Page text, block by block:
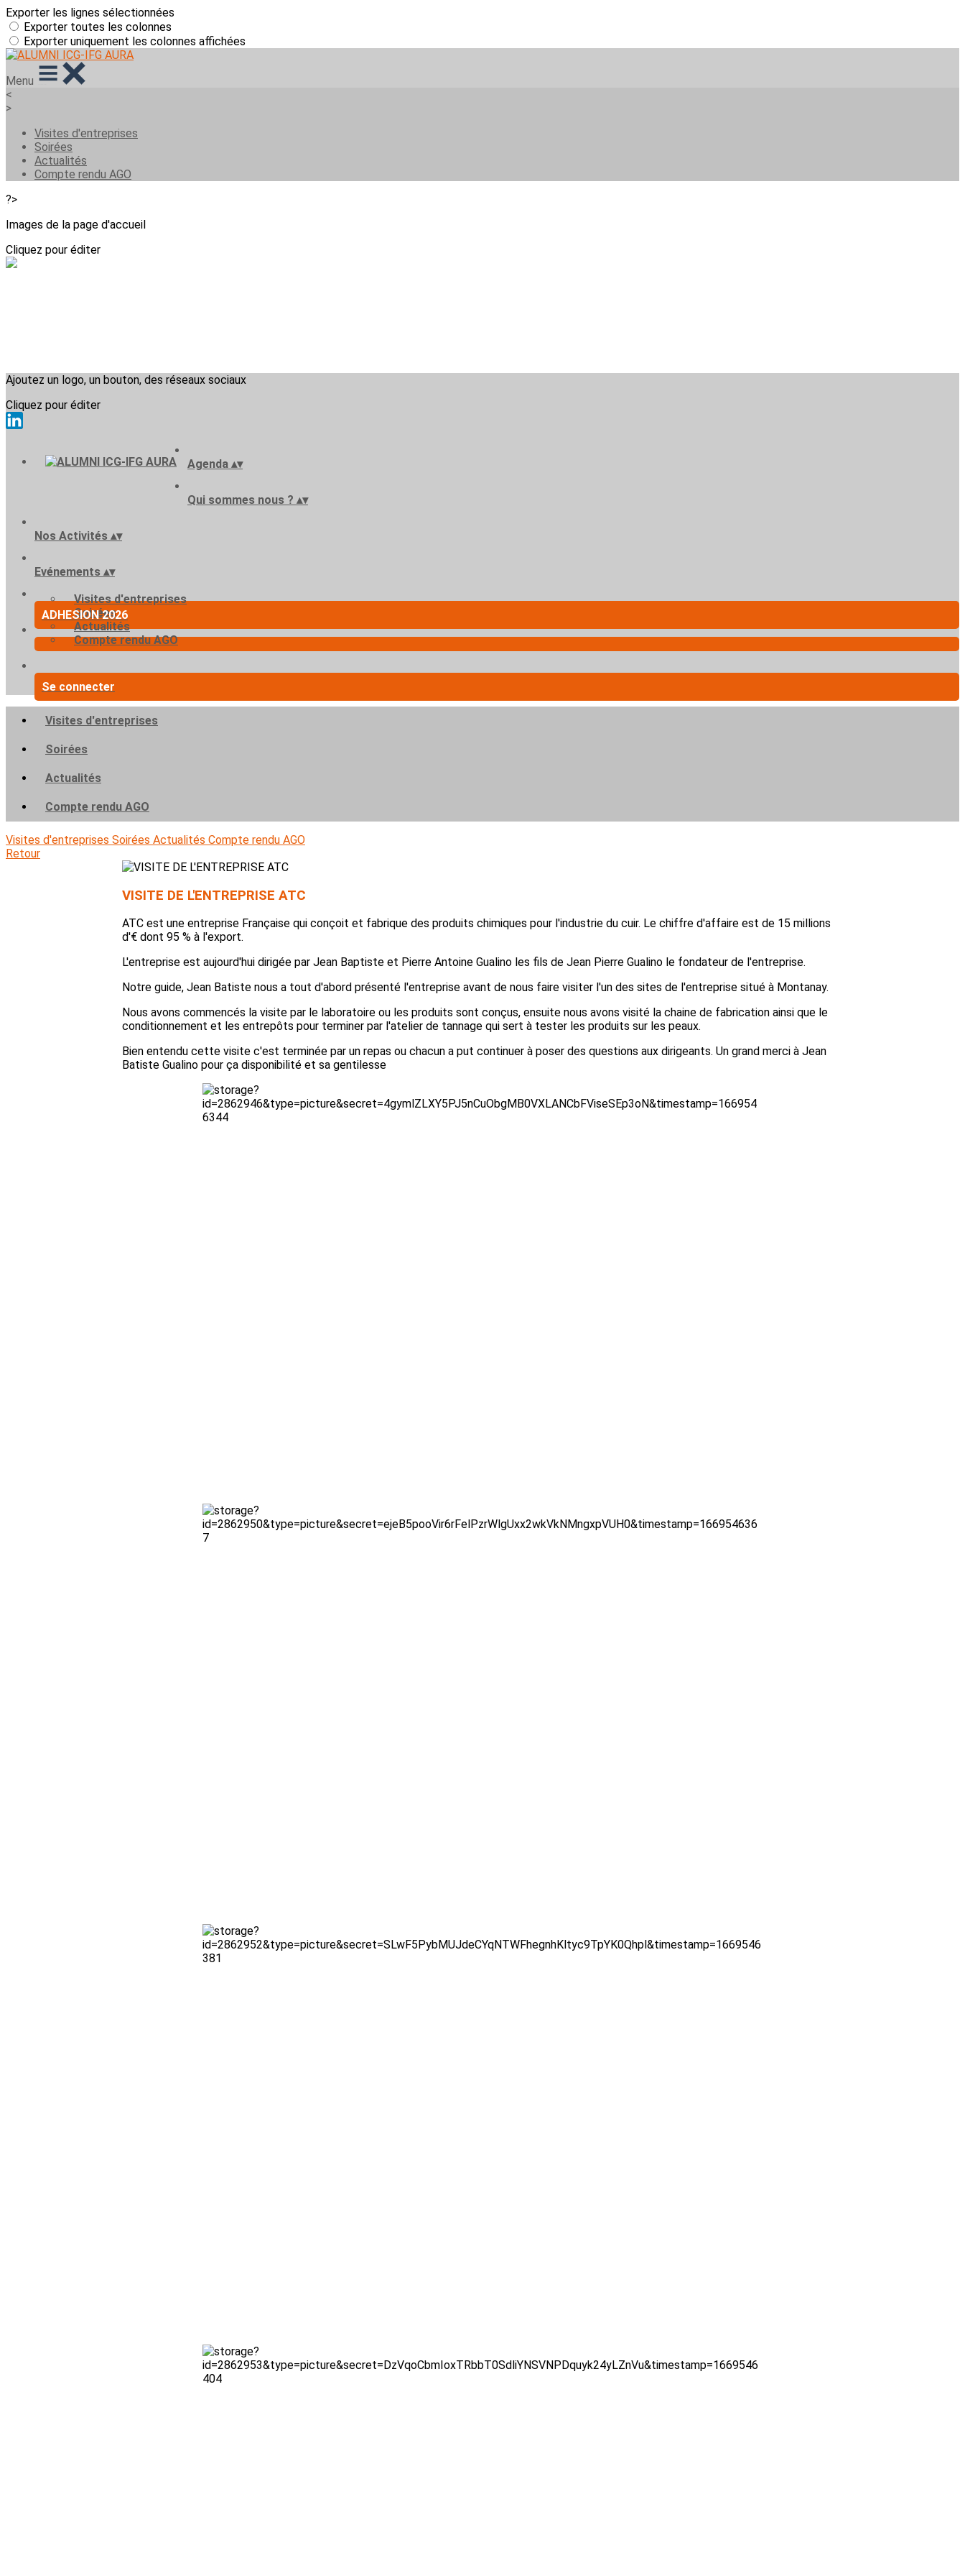
Exporter les lignes sélectionnées
Exporter toutes les colonnes
Exporter uniquement les colonnes affichées
Menu
<
>
Visites d'entreprises
Soirées
Actualités
Compte rendu AGO
?>
Images de la page d'accueil
Cliquez pour éditer
Ajoutez un logo, un bouton, des réseaux sociaux
Cliquez pour éditer
Agenda ▴▾
Qui sommes nous ? ▴▾
Nos Activités ▴▾
Evénements ▴▾
Visites d'entreprises
Soirées
Actualités
Compte rendu AGO
ADHESION 2026
Se connecter
Visites d'entreprises
Soirées
Actualités
Compte rendu AGO
Visites d'entreprises Soirées Actualités Compte rendu AGO
Retour
VISITE DE L'ENTREPRISE ATC
ATC est une entreprise Française qui conçoit et fabrique des produits chimiques pour l'industrie du cuir. Le chiffre d'affaire est de 15 millions
d'€ dont 95 % à l'export.
L'entreprise est aujourd'hui dirigée par Jean Baptiste et Pierre Antoine Gualino les fils de Jean Pierre Gualino le fondateur de l'entreprise.
Notre guide, Jean Batiste nous a tout d'abord présenté l'entreprise avant de nous faire visiter l'un des sites de l'entreprise situé à Montanay.
Nous avons commencés la visite par le laboratoire ou les produits sont conçus, ensuite nous avons visité la chaine de fabrication ainsi que le
conditionnement et les entrepôts pour terminer par l'atelier de tannage qui sert à tester les produits sur les peaux.
Bien entendu cette visite c'est terminée par un repas ou chacun a put continuer à poser des questions aux dirigeants. Un grand merci à Jean
Batiste Gualino pour ça disponibilité et sa gentilesse